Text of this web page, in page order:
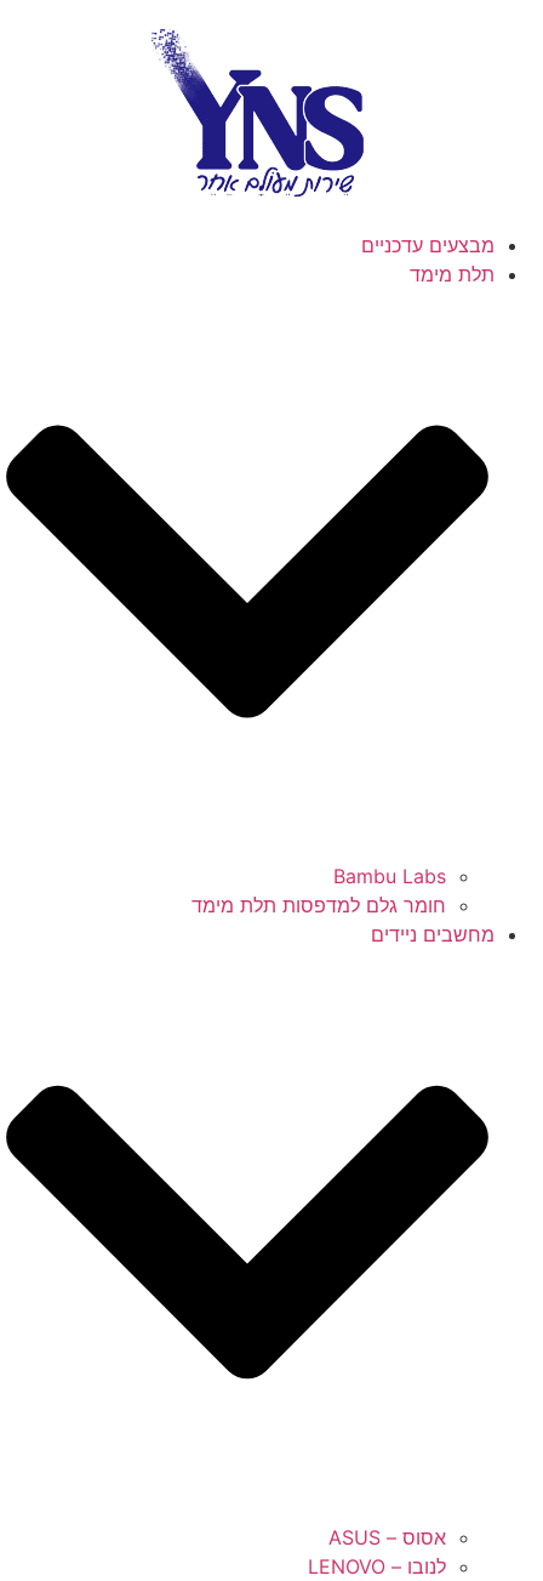
מבצעים עדכניים
תלת מימד
Bambu Labs
חומר גלם למדפסות תלת מימד
מחשבים ניידים
אסוס – ASUS
לנובו – LENOVO